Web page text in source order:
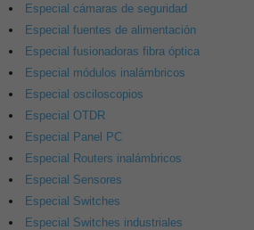
Especial cámaras de seguridad
Especial fuentes de alimentación
Especial fusionadoras fibra óptica
Especial módulos inalámbricos
Especial osciloscopios
Especial OTDR
Especial Panel PC
Especial Routers inalámbricos
Especial Sensores
Especial Switches
Especial Switches industriales